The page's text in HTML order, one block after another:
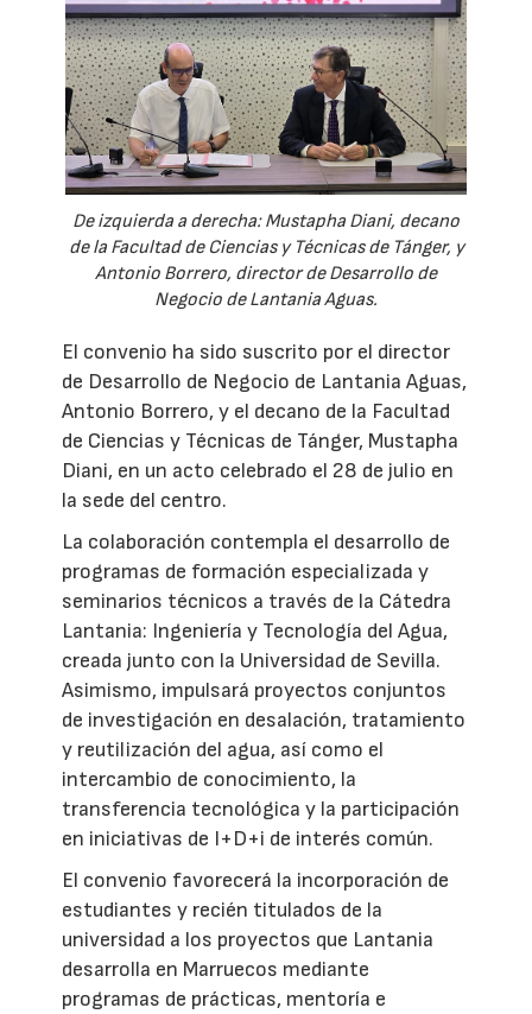
De izquierda a derecha: Mustapha Diani, decano
de la Facultad de Ciencias y Técnicas de Tánger, y
Antonio Borrero, director de Desarrollo de
Negocio de Lantania Aguas.
El convenio ha sido suscrito por el director
de Desarrollo de Negocio de Lantania Aguas,
Antonio Borrero, y el decano de la Facultad
de Ciencias y Técnicas de Tánger, Mustapha
Diani, en un acto celebrado el 28 de julio en
la sede del centro.
La colaboración contempla el desarrollo de
programas de formación especializada y
seminarios técnicos a través de la Cátedra
Lantania: Ingeniería y Tecnología del Agua,
creada junto con la Universidad de Sevilla.
Asimismo, impulsará proyectos conjuntos
de investigación en desalación, tratamiento
y reutilización del agua, así como el
intercambio de conocimiento, la
transferencia tecnológica y la participación
en iniciativas de I+D+i de interés común.
El convenio favorecerá la incorporación de
estudiantes y recién titulados de la
universidad a los proyectos que Lantania
desarrolla en Marruecos mediante
programas de prácticas, mentoría e